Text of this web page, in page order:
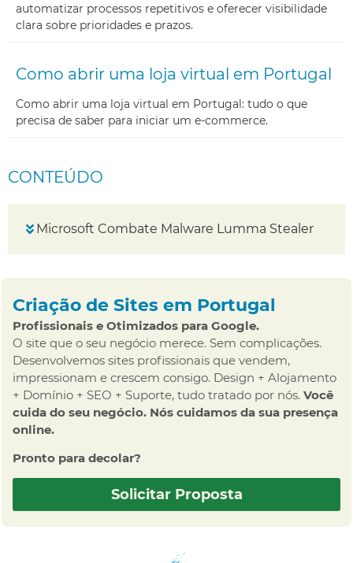
automatizar processos repetitivos e oferecer visibilidade
clara sobre prioridades e prazos.
Como abrir uma loja virtual em Portugal
Como abrir uma loja virtual em Portugal: tudo o que
precisa de saber para iniciar um e-commerce.
CONTEÚDO
Microsoft Combate Malware Lumma Stealer
Criação de Sites em Portugal
Profissionais e Otimizados para Google.
O site que o seu negócio merece. Sem complicações.
Desenvolvemos sites profissionais que vendem,
impressionam e crescem consigo. Design + Alojamento
+ Domínio + SEO + Suporte, tudo tratado por nós. Você
cuida do seu negócio. Nós cuidamos da sua presença
online.
Pronto para decolar?
Solicitar Proposta